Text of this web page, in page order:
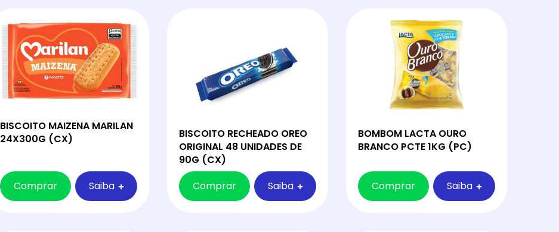
BISCOITO MAIZENA MARILAN
24X300G (CX)
Comprar Saiba
BISCOITO RECHEADO OREO
ORIGINAL 48 UNIDADES DE
90G (CX)
Comprar
Saiba
BOMBOM LACTA OURO
BRANCO PCTE 1KG (PC)
Comprar Saiba